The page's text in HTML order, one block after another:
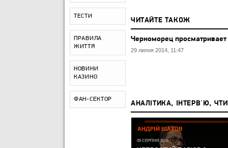
ТЕСТИ
ПРАВИЛА
ЖИТТЯ
НОВИНИ
КАЗИНО
ФАН-СЕКТОР
ЧИТАЙТЕ ТАКОЖ
Черноморец
29 липня 2014, 11:47
АНАЛІТИКА, ІНТЕРВ'Ю,
АНДРІЙ ШАХОВ
05 СЕРПНЯ 2026